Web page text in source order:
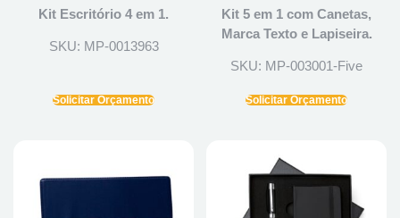
Kit Escritório 4 em 1.
SKU: MP-0013963
Solicitar Orçamento
Kit 5 em 1 com Canetas,
Marca Texto e Lapiseira.
SKU: MP-003001-Five
Solicitar Orçamento